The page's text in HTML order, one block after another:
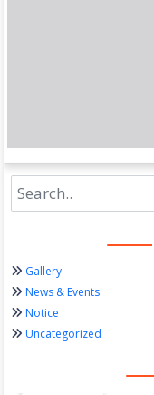
Gallery
News & Events
Notice
Uncategorized